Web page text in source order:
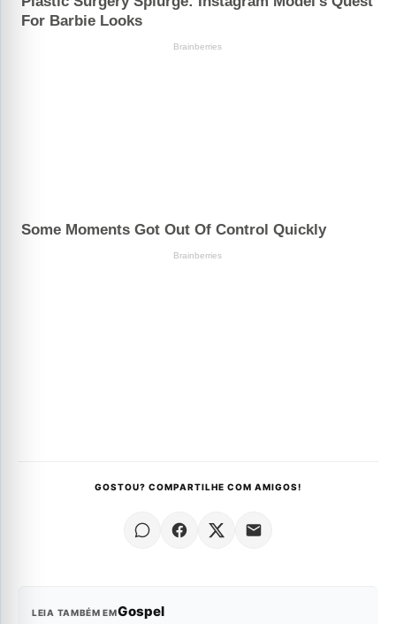
GOSTOU? COMPARTILHE COM AMIGOS!
LEIA TAMBÉM EMGospel